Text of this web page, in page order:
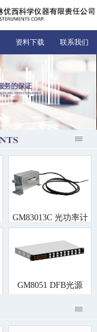
资料下载 联系我们
GM83013C 光功率计
GM8051 DFB光源